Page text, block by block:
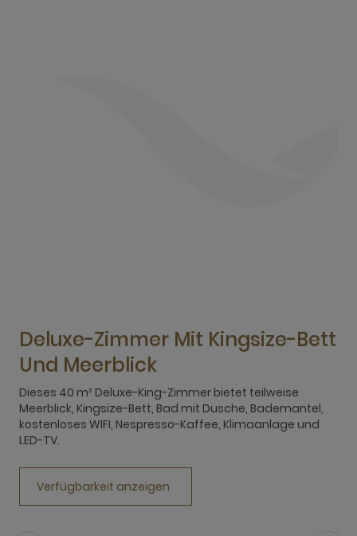
Deluxe-Zimmer Mit Kingsize-Bett
Und Meerblick
Dieses 40 m² Deluxe-King-Zimmer bietet teilweise
Meerblick, Kingsize-Bett, Bad mit Dusche, Bademantel,
kostenloses WIFI, Nespresso-Kaffee, Klimaanlage und
LED-TV.
Verfügbarkeit anzeigen